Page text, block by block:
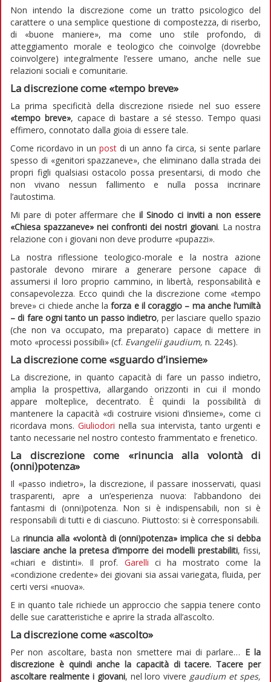
Non intendo la discrezione come un tratto psicologico del
carattere o una semplice questione di compostezza, di riserbo,
di «buone maniere», ma come uno stile profondo, di
atteggiamento morale e teologico che coinvolge (dovrebbe
coinvolgere) integralmente l’essere umano, anche nelle sue
relazioni sociali e comunitarie.
La discrezione come «tempo breve»
La prima specificità della discrezione risiede nel suo essere
«tempo breve», capace di bastare a sé stesso. Tempo quasi
effimero, connotato dalla gioia di essere tale.
Come ricordavo in un post di un anno fa circa, si sente parlare
spesso di «genitori spazzaneve», che eliminano dalla strada dei
propri figli qualsiasi ostacolo possa presentarsi, di modo che
non vivano nessun fallimento e nulla possa incrinare
l’autostima.
Mi pare di poter affermare che il Sinodo ci inviti a non essere
«Chiesa spazzaneve» nei confronti dei nostri giovani. La nostra
relazione con i giovani non deve produrre «pupazzi».
La nostra riflessione teologico-morale e la nostra azione
pastorale devono mirare a generare persone capace di
assumersi il loro proprio cammino, in libertà, responsabilità e
consapevolezza. Ecco quindi che la discrezione come «tempo
breve» ci chiede anche laforza e il coraggio – ma anche l’umiltà
– di fare ogni tanto un passo indietro, per lasciare quello spazio
(che non va occupato, ma preparato) capace di mettere in
moto «processi possibili» (cf. Evangelii gaudium, n. 224s).
La discrezione come «sguardo d’insieme»
La discrezione, in quanto capacità di fare un passo indietro,
amplia la prospettiva, allargando orizzonti in cui il mondo
appare molteplice, decentrato. È quindi la possibilità di
mantenere la capacità «di costruire visioni d’insieme», come ci
ricordava mons.Giuliodorinella sua intervista, tanto urgenti e
tanto necessarie nel nostro contesto frammentato e frenetico.
La discrezione come «rinuncia alla volontà di
(onni)potenza»
Il «passo indietro», la discrezione, il passare inosservati, quasi
trasparenti, apre a un’esperienza nuova: l’abbandono dei
fantasmi di (onni)potenza. Non si è indispensabili, non si è
responsabili di tutti e di ciascuno. Piuttosto: si è corresponsabili.
La rinuncia alla «volontà di (onni)potenza» implica che si debba
lasciare anche la pretesa d’imporre dei modelli prestabiliti, fissi,
«chiari e distinti». Il prof. Garelli ci ha mostrato come la
«condizione credente» dei giovani sia assai variegata, fluida, per
certi versi «nuova».
E in quanto tale richiede un approccio che sappia tenere conto
delle sue caratteristiche e aprire la strada all’ascolto.
La discrezione come «ascolto»
Per non ascoltare, basta non smettere mai di parlare… E la
discrezione è quindi anche la capacità di tacere. Tacere per
ascoltare realmente i giovani, nel loro vivere gaudium et spes,